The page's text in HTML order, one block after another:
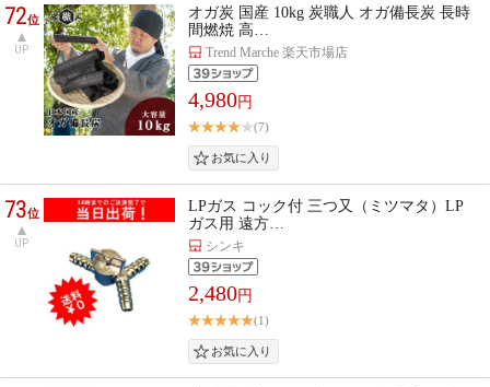
72位
UP
オガ炭 国産 10kg 炭職人 オガ備長炭 長時
間燃焼 高…
Trend Marche 楽天市場店
4,980円
(7)
73位
UP
LPガス コック付 三つ又（ミツマタ）LP
ガス用 遠方…
シンキ
2,480円
(1)